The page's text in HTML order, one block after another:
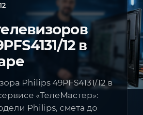
12 в
Philips 49PFS4131/12 в
«ТелеМастер»:
Philips, смета до